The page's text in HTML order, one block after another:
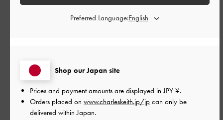
きれいですよ🤩
日本語に翻訳する
Shop our Japan site
Prices and payment amounts are displayed inJPY ¥.
Orders placed on www.charleskeith.jp/jp can only be
delivered within Japan.
Preferred Language: